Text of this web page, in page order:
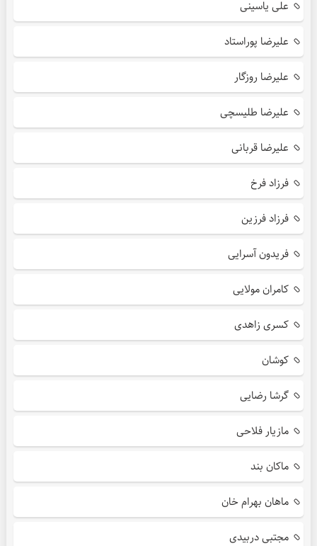
علی یاسینی
علیرضا پوراستاد
علیرضا روزگار
علیرضا طلیسچی
علیرضا قربانی
فرزاد فرخ
فرزاد فرزین
فریدون آسرایی
کامران مولایی
کسری زاهدی
کوشان
گرشا رضایی
مازیار فلاحی
ماکان بند
ماهان بهرام خان
مجتبی دربیدی